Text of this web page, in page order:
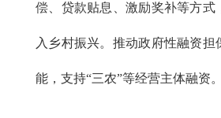
偿、贷款贴息、激励奖补等方式
入乡村振兴。推动政府性融资担
能，支持“三农”等经营主体融资。